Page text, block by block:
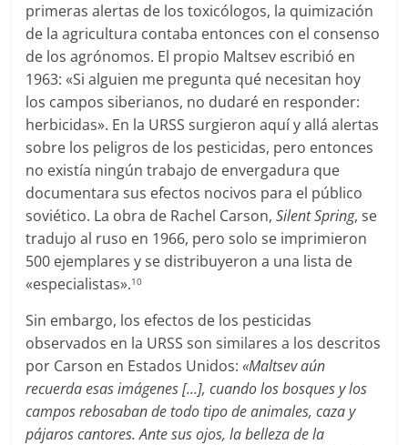
primeras alertas de los toxicólogos, la quimización
de la agricultura contaba entonces con el consenso
de los agrónomos. El propio Maltsev escribió en
1963: «Si alguien me pregunta qué necesitan hoy
los campos siberianos, no dudaré en responder:
herbicidas». En la URSS surgieron aquí y allá alertas
sobre los peligros de los pesticidas, pero entonces
no existía ningún trabajo de envergadura que
documentara sus efectos nocivos para el público
soviético. La obra de Rachel Carson,Silent Spring, se
tradujo al ruso en 1966, pero solo se imprimieron
500 ejemplares y se distribuyeron a una lista de
«especialistas».10
Sin embargo, los efectos de los pesticidas
observados en la URSS son similares a los descritos
por Carson en Estados Unidos:«Maltsev aún
recuerda esas imágenes […], cuando los bosques y los
campos rebosaban de todo tipo de animales, caza y
pájaros cantores. Ante sus ojos, la belleza de la